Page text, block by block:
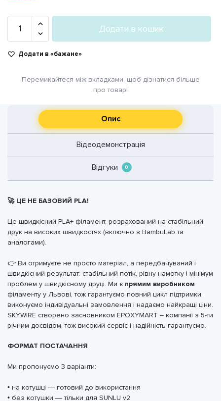
Філамент
PLA+
026
Додати в кошик
Додати в «бажане»
Перемикайтеся між вкладками, щоб дізнатися більше
про товар!
Опис
Відеодемонстрація
Відгуки 0
🚀 ЦЕ НЕ БАЗОВИЙ PLA!
Це швидкісний PLA+ філамент, розрахований на стабільний
друк на високих швидкостях (включно з BambuLab та
аналогами).
👉 Ви отримуєте не просто матеріал, а передбачуваний і
швидкісний результат: стабільний потік, рівну намотку і мінімум
проблем у швидкісному друці. Ми є прямим виробником
філаменту у Львові, тож гарантуємо повний цикл підтримки,
виконуємо індивідуальні замовлення і надаємо найкращі ціни.
SKYWIRE створено засновником EPOXYMART – компанії з 5-ти
річним досвідом, тож високий сервіс і надійність гарантуємо.
ФОРМАТ ПОСТАЧАННЯ
Ми пропонуємо 3 варіанти:
• на котушці — готовий до використання
• без котушки — тільки для SUNLU v2